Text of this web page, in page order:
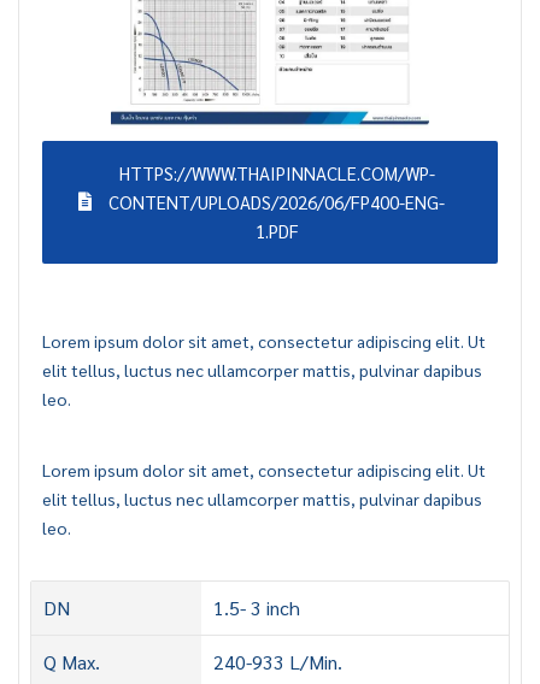
HTTPS://WWW.THAIPINNACLE.COM/WP-
CONTENT/UPLOADS/2026/06/FP400-ENG-
1.PDF
Lorem ipsum dolor sit amet, consectetur adipiscing elit. Ut
elit tellus, luctus nec ullamcorper mattis, pulvinar dapibus
leo.
Lorem ipsum dolor sit amet, consectetur adipiscing elit. Ut
elit tellus, luctus nec ullamcorper mattis, pulvinar dapibus
leo.
DN 1.5- 3 inch
Q Max. 240-933 L/Min.